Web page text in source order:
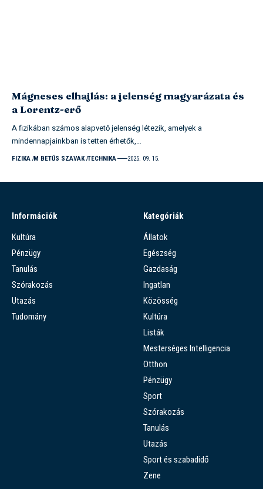
Mágneses elhajlás: a jelenség magyarázata és
a Lorentz-erő
A fizikában számos alapvető jelenség létezik, amelyek a
mindennapjainkban is tetten érhetők,…
FIZIKA M BETŰS SZAVAK TECHNIKA 2025. 09. 15.
Információk
Kultúra
Pénzügy
Tanulás
Szórakozás
Utazás
Tudomány
Kategóriák
Állatok
Egészség
Gazdaság
Ingatlan
Közösség
Kultúra
Listák
Mesterséges Intelligencia
Otthon
Pénzügy
Sport
Szórakozás
Tanulás
Utazás
Sport és szabadidő
Zene